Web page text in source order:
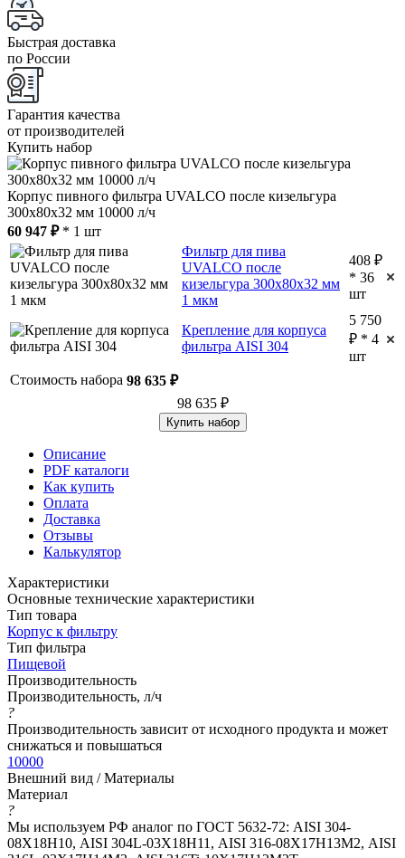
Быстрая доставка
по России
Гарантия качества
от производителей
Купить набор
Корпус пивного фильтра UVALCO после кизельгура
300x80x32 мм 10000 л/ч
60 947 ₽* 1 шт
Фильтр для пива
UVALCO после
кизельгура 300x80x32 мм
1 мкм
408 ₽
* 36
шт
Крепление для корпуса
фильтра AISI 304
5 750
₽ * 4
шт
Стоимость набора 98 635 ₽
98 635 ₽
Купить набор
Описание
PDF каталоги
Как купить
Оплата
Доставка
Отзывы
Калькулятор
Характеристики
Основные технические характеристики
Тип товара
Корпус к фильтру
Тип фильтра
Пищевой
Производительность
Производительность, л/ч
?
Производительность зависит от исходного продукта и может
снижаться и повышаться
10000
Внешний вид / Материалы
Материал
?
Мы используем РФ аналог по ГОСТ 5632-72: AISI 304-
08Х18Н10, AISI 304L-03Х18Н11, AISI 316-08Х17Н13М2, AISI